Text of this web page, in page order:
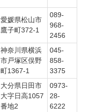
愛媛県松山市
鷹子町372-1
089-
968-
2456
神奈川県横浜
市戸塚区俣野
町1367-1
045-
858-
3375
大分県日田市
大字日高1057
番地2
0973-
28-
6222